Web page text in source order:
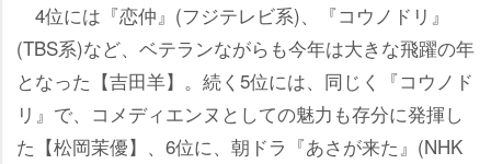
4位には『恋仲』(フジテレビ系)、『コウノドリ』
(TBS系)など、ベテランながらも今年は大きな飛躍の年
となった【吉田羊】。続く5位には、同じく『コウノド
リ』で、コメディエンヌとしての魅力も存分に発揮し
た【松岡茉優】、6位に、朝ドラ『あさが来た』(NHK